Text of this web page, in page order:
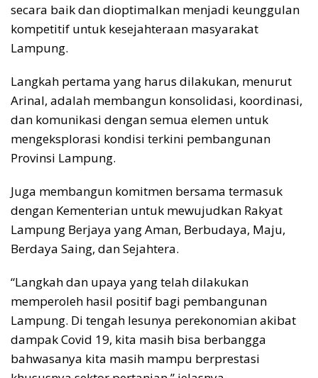
secara baik dan dioptimalkan menjadi keunggulan
kompetitif untuk kesejahteraan masyarakat
Lampung.
Langkah pertama yang harus dilakukan, menurut
Arinal, adalah membangun konsolidasi, koordinasi,
dan komunikasi dengan semua elemen untuk
mengeksplorasi kondisi terkini pembangunan
Provinsi Lampung.
Juga membangun komitmen bersama termasuk
dengan Kementerian untuk mewujudkan Rakyat
Lampung Berjaya yang Aman, Berbudaya, Maju,
Berdaya Saing, dan Sejahtera.
“Langkah dan upaya yang telah dilakukan
memperoleh hasil positif bagi pembangunan
Lampung. Di tengah lesunya perekonomian akibat
dampak Covid 19, kita masih bisa berbangga
bahwasanya kita masih mampu berprestasi